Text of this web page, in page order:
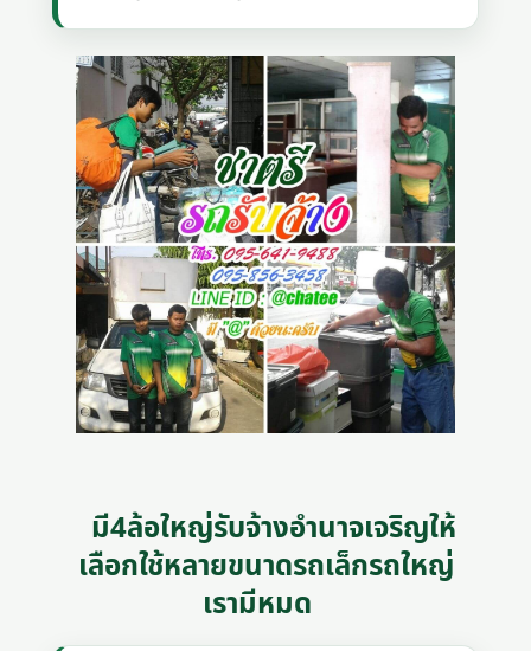
มี4ล้อใหญ่รับจ้างอํานาจเจริญให้
เลือกใช้หลายขนาดรถเล็กรถใหญ่
เรามีหมด